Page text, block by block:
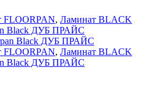
FLOORPAN, Ламинат BLACK
Black ДУБ ПРАЙС
FLOORPAN, Ламинат BLACK
Black ДУБ ПРАЙС